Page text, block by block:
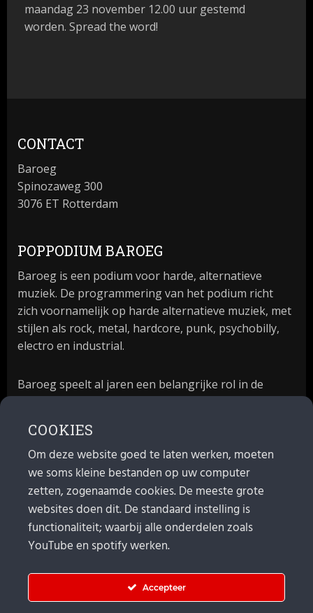
maandag 23 november 12.00 uur gestemd
worden. Spread the word!
CONTACT
Baroeg
Spinozaweg 300
3076 ET Rotterdam
POPPODIUM BAROEG
Baroeg is een podium voor harde, alternatieve
muziek. De programmering van het podium richt
zich voornamelijk op harde alternatieve muziek, met
stijlen als rock, metal, hardcore, punk, psychobilly,
electro en industrial.
Baroeg speelt al jaren een belangrijke rol in de
bestond het poppodium 40 jaar.
MAIL
Algemeen: info@baroeg.nl
Bands & boeking: leon@baroeg.nl
Promotie & publiciteit: francis@baroeg.nl
COOKIES
Om deze website goed te laten werken, moeten
we soms kleine bestanden op uw computer
zetten, zogenaamde cookies. De meeste grote
websites doen dit. De standaard instelling is
functionaliteit; waarbij alle onderdelen zoals
YouTube en spotify werken.
Accepteer